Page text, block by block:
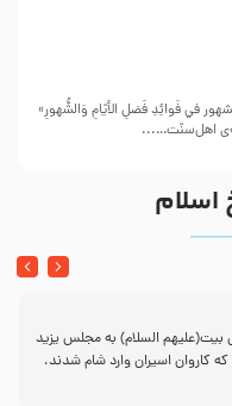
في فَوائِدِ فَضلِ الأيّامِ وَالشُّهورِ»
اهل‌سنّت…...
اسلام
بیت‌(علیهم السلام) به مجلس یزید
كاروان اسیران وارد شام شدند،